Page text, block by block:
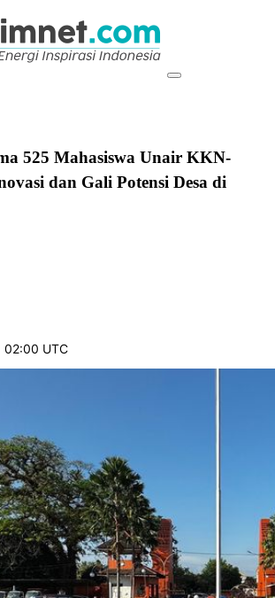
525 Mahasiswa Unair KKN-
dan Gali Potensi Desa di
02:00 UTC